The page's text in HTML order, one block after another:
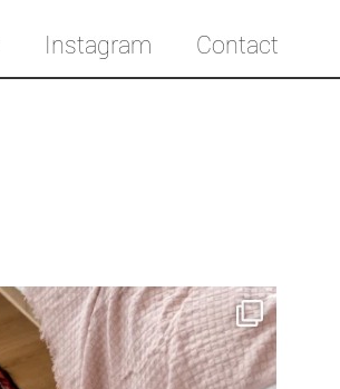
Instagram Contact